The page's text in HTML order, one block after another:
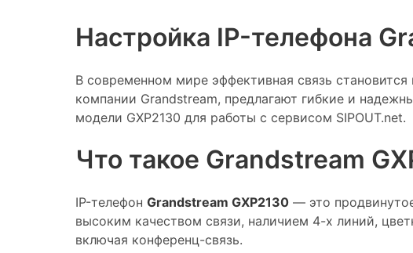
Настройка IP-телефона
В современном мире эффективная связь
компании Grandstream, предлагают гибкие и
модели GXP2130 для работы с сервисом SIPOUT.net.
Что такое Grandstream
IP-телефон Grandstream GXP2130 — это
высоким качеством связи, наличием 4-х линий,
включая конференц-связь.